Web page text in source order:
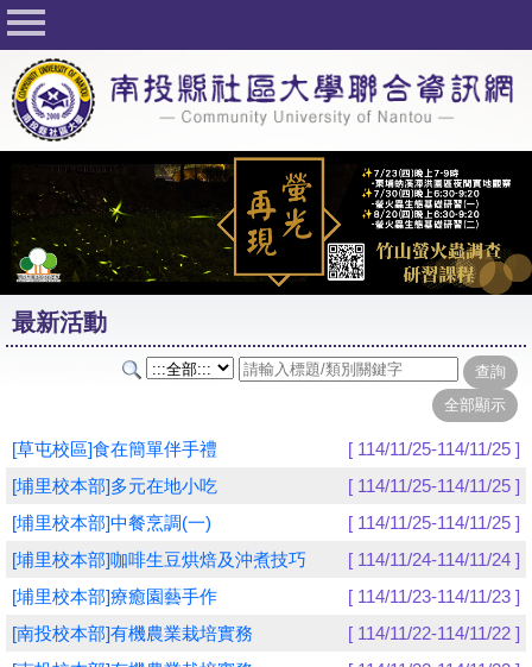
回首頁
關於社大
公佈欄
行事曆
最新活動
活動花絮
課程一覽表
志工與社團
友站連結
網路選課
學員專區
教師專區
最新活動
[草屯校區]食在簡單伴手禮
[ 114/11/25-114/11/25 ]
[埔里校本部]多元在地小吃
[ 114/11/25-114/11/25 ]
[埔里校本部]中餐烹調(一)
[ 114/11/25-114/11/25 ]
[埔里校本部]咖啡生豆烘焙及沖煮技巧
[ 114/11/24-114/11/24 ]
[埔里校本部]療癒園藝手作
[ 114/11/23-114/11/23 ]
[南投校本部]有機農業栽培實務
[ 114/11/22-114/11/22 ]